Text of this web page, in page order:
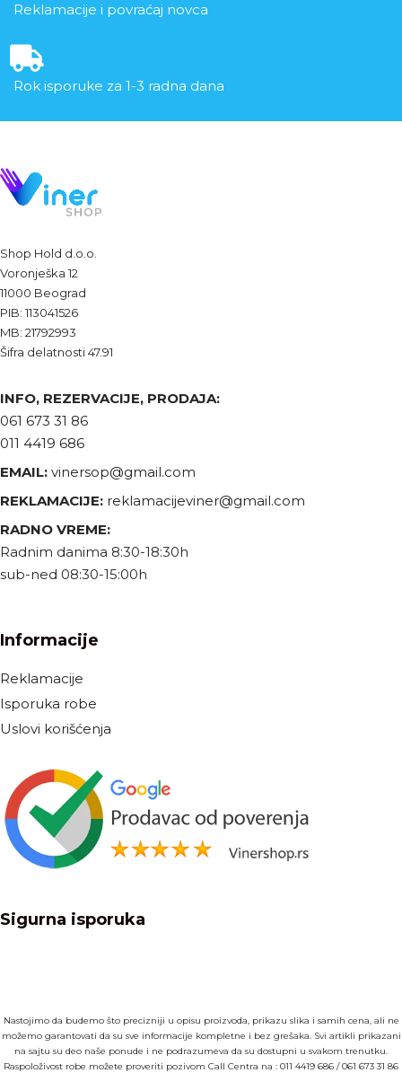
Reklamacije i povraćaj novca
Rok isporuke za 1-3 radna dana
Shop Hold d.o.o.
Voronješka 12
11000 Beograd
PIB: 113041526
MB: 21792993
Šifra delatnosti 47.91
INFO, REZERVACIJE, PRODAJA:
061 673 31 86
011 4419 686
EMAIL: vinersop@gmail.com
REKLAMACIJE: reklamacijeviner@gmail.com
RADNO VREME:
Radnim danima 8:30-18:30h
sub-ned 08:30-15:00h
Informacije
Reklamacije
Isporuka robe
Uslovi korišćenja
Sigurna isporuka
Nastojimo da budemo što precizniji u opisu proizvoda, prikazu slika i samih cena, ali ne
možemo garantovati da su sve informacije kompletne i bez grešaka. Svi artikli prikazani
na sajtu su deo naše ponude i ne podrazumeva da su dostupni u svakom trenutku.
Raspoloživost robe možete proveriti pozivom Call Centra na : 011 4419 686 /061 673 31 86